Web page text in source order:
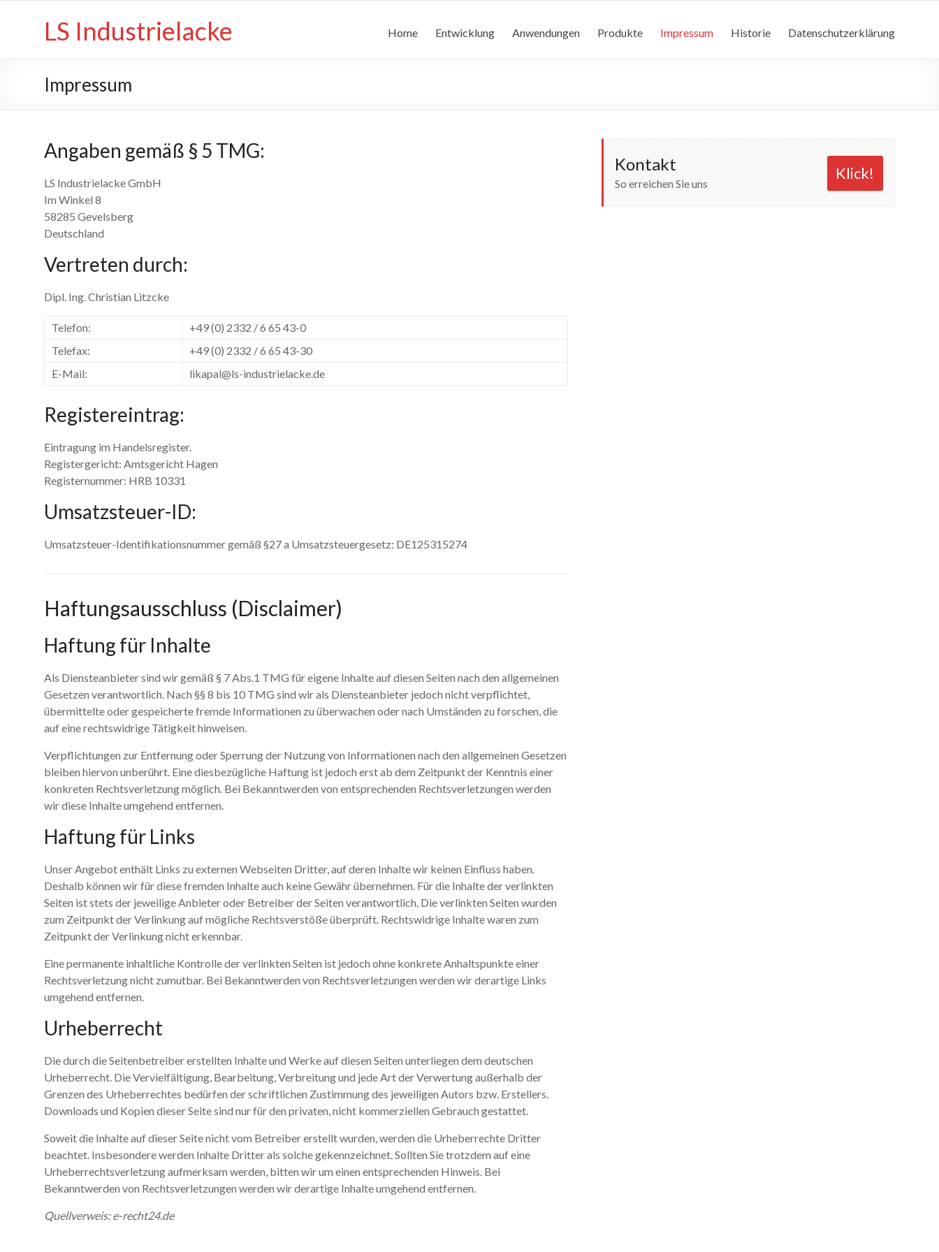
LS Industrielacke Home Entwicklung Anwendungen Produkte Impressum Historie Datenschutzerklärung
Impressum
Angaben gemäß § 5 TMG:
LS Industrielacke GmbH
Im Winkel 8
58285 Gevelsberg
Deutschland
Vertreten durch:
Dipl. Ing. Christian Litzcke
Telefon:
+49 (0) 2332 / 6 65 43-0
Telefax:
+49 (0) 2332 / 6 65 43-30
E-Mail:
likapal@ls-industrielacke.de
Registereintrag:
Eintragung im Handelsregister.
Registergericht: Amtsgericht Hagen
Registernummer: HRB 10331
Umsatzsteuer-ID:
Umsatzsteuer-Identifikationsnummer gemäß §27 a Umsatzsteuergesetz: DE125315274
Haftungsausschluss (Disclaimer)
Haftung für Inhalte
Als Diensteanbieter sind wir gemäß § 7 Abs.1 TMG für eigene Inhalte auf diesen Seiten nach den allgemeinen
Gesetzen verantwortlich. Nach §§ 8 bis 10 TMG sind wir als Diensteanbieter jedoch nicht verpflichtet,
übermittelte oder gespeicherte fremde Informationen zu überwachen oder nach Umständen zu forschen, die
auf eine rechtswidrige Tätigkeit hinweisen.
Verpflichtungen zur Entfernung oder Sperrung der Nutzung von Informationen nach den allgemeinen Gesetzen
bleiben hiervon unberührt. Eine diesbezügliche Haftung ist jedoch erst ab dem Zeitpunkt der Kenntnis einer
konkreten Rechtsverletzung möglich. Bei Bekanntwerden von entsprechenden Rechtsverletzungen werden
wir diese Inhalte umgehend entfernen.
Haftung für Links
Unser Angebot enthält Links zu externen Webseiten Dritter, auf deren Inhalte wir keinen Einfluss haben.
Deshalb können wir für diese fremden Inhalte auch keine Gewähr übernehmen. Für die Inhalte der verlinkten
Seiten ist stets der jeweilige Anbieter oder Betreiber der Seiten verantwortlich. Die verlinkten Seiten wurden
zum Zeitpunkt der Verlinkung auf mögliche Rechtsverstöße überprüft. Rechtswidrige Inhalte waren zum
Zeitpunkt der Verlinkung nicht erkennbar.
Eine permanente inhaltliche Kontrolle der verlinkten Seiten ist jedoch ohne konkrete Anhaltspunkte einer
Rechtsverletzung nicht zumutbar. Bei Bekanntwerden von Rechtsverletzungen werden wir derartige Links
umgehend entfernen.
Urheberrecht
Die durch die Seitenbetreiber erstellten Inhalte und Werke auf diesen Seiten unterliegen dem deutschen
Urheberrecht. Die Vervielfältigung, Bearbeitung, Verbreitung und jede Art der Verwertung außerhalb der
Grenzen des Urheberrechtes bedürfen der schriftlichen Zustimmung des jeweiligen Autors bzw. Erstellers.
Downloads und Kopien dieser Seite sind nur für den privaten, nicht kommerziellen Gebrauch gestattet.
Soweit die Inhalte auf dieser Seite nicht vom Betreiber erstellt wurden, werden die Urheberrechte Dritter
beachtet. Insbesondere werden Inhalte Dritter als solche gekennzeichnet. Sollten Sie trotzdem auf eine
Urheberrechtsverletzung aufmerksam werden, bitten wir um einen entsprechenden Hinweis. Bei
Bekanntwerden von Rechtsverletzungen werden wir derartige Inhalte umgehend entfernen.
Quellverweis: e-recht24.de
Kontakt
So erreichen Sie uns
Klick!